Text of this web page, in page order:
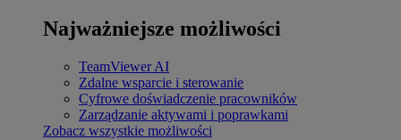
Najważniejsze możliwości
TeamViewer AI
Zdalne wsparcie i sterowanie
Cyfrowe doświadczenie pracowników
Zarządzanie aktywami i poprawkami
Zobacz wszystkie możliwości